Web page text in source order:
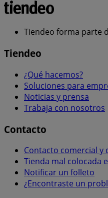
Tiendeo forma parte
Tiendeo
¿Qué hacemos?
Soluciones para
Noticias y prensa
Trabaja con nosotros
Contacto
Contacto comercial y
Tienda mal colocada
Notificar un folleto
¿Encontraste un